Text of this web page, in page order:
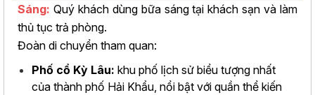
Sáng: Quý khách dùng bữa sáng tại khách sạn và làm
thủ tục trả phòng.
Đoàn di chuyển tham quan:
Phố cổ Kỳ Lâu:khu phố lịch sử biểu tượng nhất
của thành phố Hải Khẩu, nổi bật với quần thể kiến